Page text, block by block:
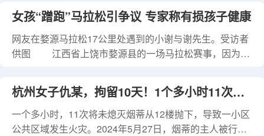
影院请有资质的消杀公司对影院9个影厅进行了消毒。从
18日起，影院每天进行消毒工作，并安排工作人员巡视各
厅，检查是否还
液病患者送去生命希望。由此，他成为金华市第79例、浙
江省第1183例造血干细胞捐献者。 “您的善良与大爱
为我点亮生命的灯塔，这份无私奉献，不仅给予了我第二
次生命的机会，更给予了我家人安慰和希望……”当日，赵
子进今年23岁，在浙江金华工作。他回忆，自己是在大二
那年献血的时候，经医护人员介绍，加入中国造血干细胞
捐献者资料库的。毕
女孩“蹭跑”马拉松引争议 专家称有损孩子健康
网友在婺源马拉松17公里处遇到的小谢与谢先生。受访者
供图 江西省上饶市婺源县的一场马拉松赛事，因为
开跑后，一名参赛者因体力不支放弃比赛，并将参赛号码
布转给女儿，最终女孩完成了全程马拉松。 赛事组委
会在接受媒体采访时表示，女孩是违规参赛，系“蹭跑”(即
没有获得赛事组委会颁发的正式参赛资格，但却在赛道上
杭州女子仇某，拘留10天！1个多小时11次将
烟蒂从高楼扔下，引发火灾
一个多小时，11次将未熄灭烟蒂从12楼抛下，导致一小区
公共区域发生火灾。2024年5月27日，烟蒂的主人被行政